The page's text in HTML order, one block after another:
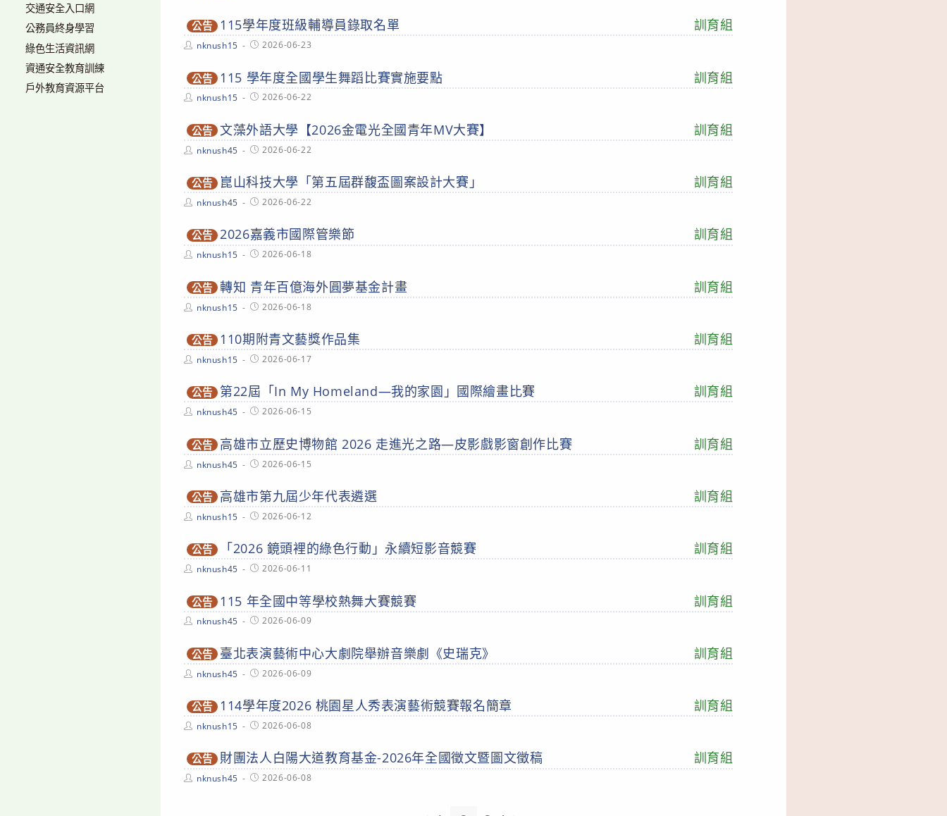
公告 訓育組
115學年度班級輔導員錄取名單
Postnknush15
Post2026-06-23
公告 訓育組
115 學年度全國學生舞蹈比賽實施要點
Postnknush15
Post2026-06-22
公告 訓育組
文藻外語大學【2026金電光全國青年MV大賽】
Postnknush45
Post2026-06-22
公告 訓育組
崑山科技大學「第五屆群馥盃圖案設計大賽」
Postnknush45
Post2026-06-22
公告 訓育組
2026嘉義市國際管樂節
Postnknush15
Post2026-06-18
公告 訓育組
轉知 青年百億海外圓夢基金計畫
Postnknush15
Post2026-06-18
公告 訓育組
110期附青文藝獎作品集
Postnknush15
Post2026-06-17
公告 訓育組
第22屆「In My Homeland—我的家園」國際繪畫比賽
Postnknush45
Post2026-06-15
公告 訓育組
高雄市立歷史博物館 2026 走進光之路—皮影戲影窗創作比賽
Postnknush45
Post2026-06-15
公告 訓育組
高雄市第九屆少年代表遴選
Postnknush15
Post2026-06-12
公告 訓育組
「2026 鏡頭裡的綠色行動」永續短影音競賽
Postnknush45
Post2026-06-11
公告 訓育組
115 年全國中等學校熱舞大賽競賽
Postnknush45
Post2026-06-09
公告 訓育組
臺北表演藝術中心大劇院舉辦音樂劇《史瑞克》
Postnknush45
Post2026-06-09
公告 訓育組
114學年度2026 桃園星人秀表演藝術競賽報名簡章
Postnknush15
Post2026-06-08
公告 訓育組
財團法人白陽大道教育基金-2026年全國徵文暨圖文徵稿
Postnknush45
Post2026-06-08
交通安全入口網
公務員終身學習
綠色生活資訊網
資通安全教育訓練
戶外教育資源平台